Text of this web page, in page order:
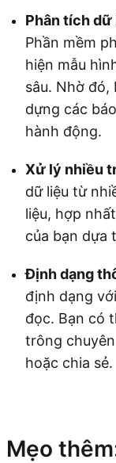
Phân tích
Phần mềm
hiện mẫu
sâu. Nhờ
dựng các
hành động.
Xử lý nhiều
dữ liệu từ
liệu, hợp
của bạn dựa
Định dạng
định dạng
đọc. Bạn có
trông
hoặc chia sẻ.
Mẹo